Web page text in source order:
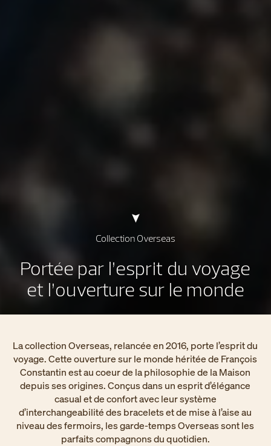
Collection Overseas
Portée par l’esprit du voyage
et l’ouverture sur le monde
La collection Overseas, relancée en 2016, porte l’esprit du
voyage. Cette ouverture sur le monde héritée de François
Constantin est au coeur de la philosophie de la Maison
depuis ses origines. Conçus dans un esprit d’élégance
casual et de confort avec leur système
d’interchangeabilité des bracelets et de mise à l’aise au
niveau des fermoirs, les garde-temps Overseas sont les
parfaits compagnons du quotidien.